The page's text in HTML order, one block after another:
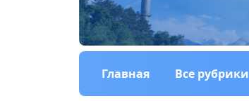
Главная Все рубрики